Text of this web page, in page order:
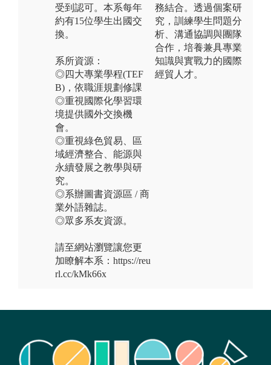
受到認可。本系每年
約有15位學生出國交
換。
系所資源：
◎四大專業學程(TEF
B)，依職涯規劃修課
◎重視國際化學習環
境提供國外交換機
會。
◎重視綠色貿易、區
域經濟整合、能源與
永續發展之教學與研
究。
◎系辦圖書資源區 / 商
業外語雜誌。
◎眾多系友資源。
請至網站瀏覽讓您更
加瞭解本系：https://reu
rl.cc/kMk66x
務結合。透過個案研
究，訓練學生問題分
析、溝通協調與團隊
合作，培養兼具專業
知識與實戰力的國際
經貿人才。